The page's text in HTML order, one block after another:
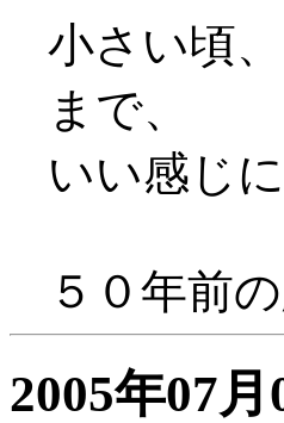
小さい頃
まで、
いい感じ
５０年前
2005年07